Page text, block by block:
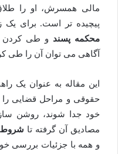
مالی همسرش، او را
پیچیده تر است. برای یک
محکمه پسند و طی کردن
آگاهی می توان آن را طی
این مقاله به عنوان یک
حقوقی و مراحل قضایی را
خود جدا شوند، روشن
مصادیق آن گرفته تا
و همه با جزئیات بررسی